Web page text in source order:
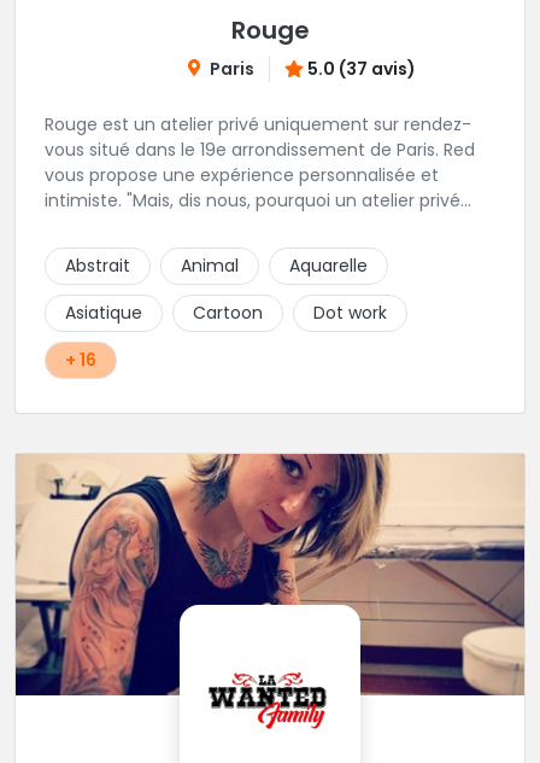
Rouge
Paris 5.0 (37 avis)
Rouge est un atelier privé uniquement sur rendez-
vous situé dans le 19e arrondissement de Paris. Red
vous propose une expérience personnalisée et
intimiste. "Mais, dis nous, pourquoi un atelier privé
qualité de service à tous les tatoué(e)s. L'intérêt est
de prendre son temps, faire les bons choix, et
toujours se donner à 1000 %. Sans oublier, une
hygiène irréprochable. La bonne humeur, l'échange,
le respect, faire un travail personnalisé et toujours de
qualité, sont les mots d'ordre dans cet atelier. " Si
Abstrait Animal
Aquarelle
Asiatique
Cartoon
Dot work
+ 16